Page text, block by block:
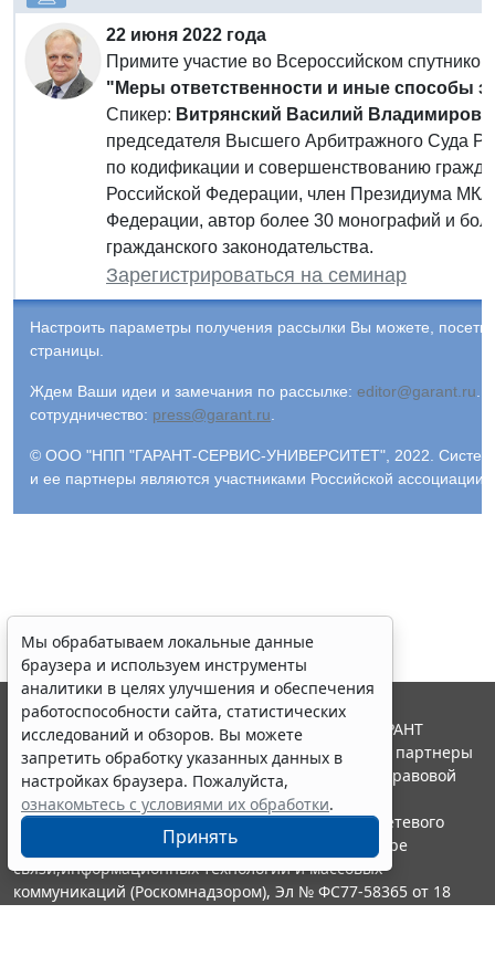
22 июня 2022 года
Примите участие во Всероссийском
"Меры ответственности и иные способы
Спикер: Витрянский Василий
председателя Высшего Арбитражного Суда
по кодификации и совершенствованию
Российской Федерации, член Президиума
Федерации, автор более 30 монографий и
гражданского законодательства.
Зарегистрироваться на семинар
Настроить параметры получения рассылки Вы можете,
страницы.
Ждем Ваши идеи и замечания по рассылке: editor@garant.ru
сотрудничество: press@garant.ru
© ООО "НПП "ГАРАНТ-СЕРВИС-УНИВЕРСИТЕТ", 2022. Система
и ее партнеры являются участниками Российской
Мы обрабатываем локальные данные
браузера и используем инструменты
аналитики в целях улучшения и обеспечения
работоспособности сайта, статистических
исследований и обзоров. Вы можете
запретить обработку указанных данных в
настройках браузера. Пожалуйста,
ознакомьтесь с условиями их обработки.
Принять
© ООО "НПП "ГАРАНТ-СЕРВИС", 2026. Система ГАРАНТ
выпускается с 1990 года. Компания "Гарант" и ее партнеры
являются участниками Российской ассоциации правовой
информации ГАРАНТ.
Портал ГАРАНТ.РУ зарегистрирован в качестве сетевого
издания Федеральной службой по надзору в сфере
связи,информационных технологий и массовых
коммуникаций (Роскомнадзором), Эл № ФС77-58365 от 18